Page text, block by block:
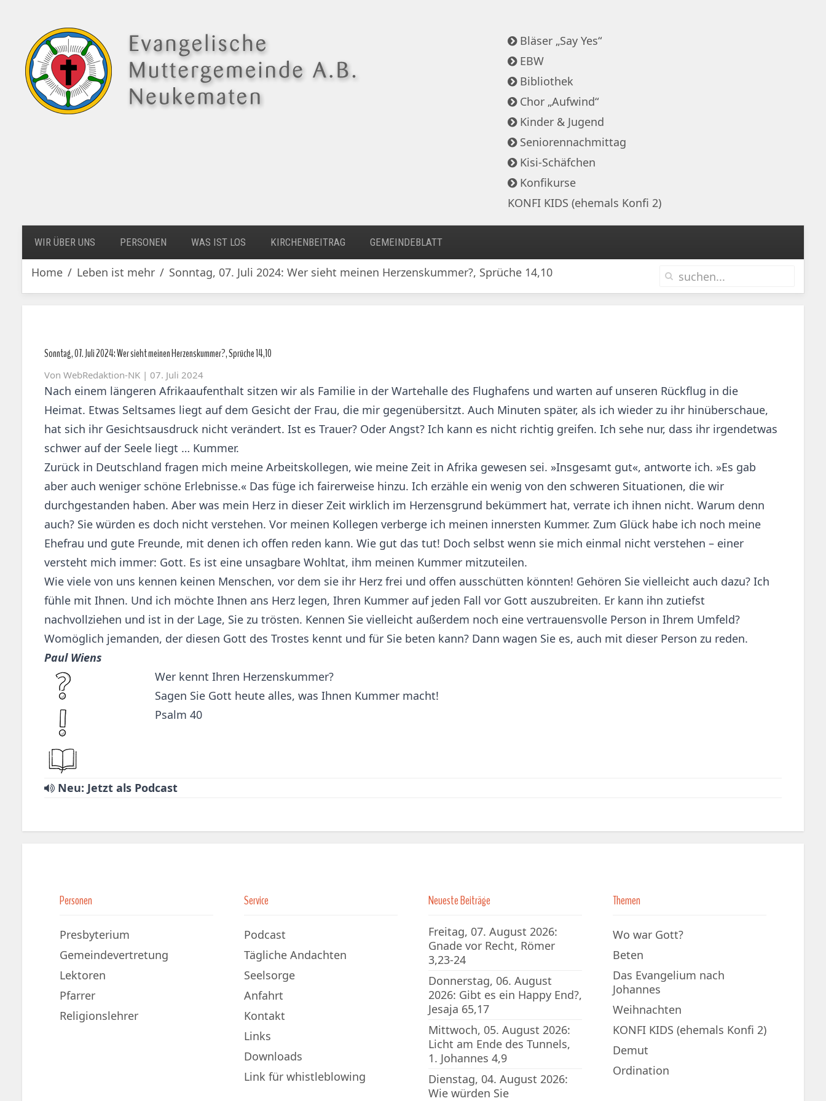
Bläser „Say Yes“
EBW
Bibliothek
Chor „Aufwind“
Kinder & Jugend
Seniorennachmittag
Kisi-Schäfchen
Konfikurse
KONFI KIDS (ehemals Konfi 2)
WIR ÜBER UNS PERSONEN WAS IST LOS KIRCHENBEITRAG GEMEINDEBLATT
Home Leben ist mehr Sonntag, 07. Juli 2024: Wer sieht meinen Herzenskummer?, Sprüche 14,10
Sonntag, 07. Juli 2024: Wer sieht meinen Herzenskummer?, Sprüche 14,10
Von WebRedaktion-NK | 07. Juli 2024
Nach einem längeren Afrikaaufenthalt sitzen wir als Familie in der Wartehalle des Flughafens und warten auf unseren Rückflug in die
Heimat. Etwas Seltsames liegt auf dem Gesicht der Frau, die mir gegenübersitzt. Auch Minuten später, als ich wieder zu ihr hinüberschaue,
hat sich ihr Gesichtsausdruck nicht verändert. Ist es Trauer? Oder Angst? Ich kann es nicht richtig greifen. Ich sehe nur, dass ihr irgendetwas
schwer auf der Seele liegt … Kummer.
Zurück in Deutschland fragen mich meine Arbeitskollegen, wie meine Zeit in Afrika gewesen sei. »Insgesamt gut«, antworte ich. »Es gab
aber auch weniger schöne Erlebnisse.« Das füge ich fairerweise hinzu. Ich erzähle ein wenig von den schweren Situationen, die wir
durchgestanden haben. Aber was mein Herz in dieser Zeit wirklich im Herzensgrund bekümmert hat, verrate ich ihnen nicht. Warum denn
auch? Sie würden es doch nicht verstehen. Vor meinen Kollegen verberge ich meinen innersten Kummer. Zum Glück habe ich noch meine
Ehefrau und gute Freunde, mit denen ich offen reden kann. Wie gut das tut! Doch selbst wenn sie mich einmal nicht verstehen – einer
versteht mich immer: Gott. Es ist eine unsagbare Wohltat, ihm meinen Kummer mitzuteilen.
Wie viele von uns kennen keinen Menschen, vor dem sie ihr Herz frei und offen ausschütten könnten! Gehören Sie vielleicht auch dazu? Ich
fühle mit Ihnen. Und ich möchte Ihnen ans Herz legen, Ihren Kummer auf jeden Fall vor Gott auszubreiten. Er kann ihn zutiefst
nachvollziehen und ist in der Lage, Sie zu trösten. Kennen Sie vielleicht außerdem noch eine vertrauensvolle Person in Ihrem Umfeld?
Womöglich jemanden, der diesen Gott des Trostes kennt und für Sie beten kann? Dann wagen Sie es, auch mit dieser Person zu reden.
Paul Wiens
Wer kennt Ihren Herzenskummer?
Sagen Sie Gott heute alles, was Ihnen Kummer macht!
Psalm 40
Neu: Jetzt als Podcast
Personen
Presbyterium
Gemeindevertretung
Lektoren
Pfarrer
Religionslehrer
Service
Podcast
Tägliche Andachten
Seelsorge
Anfahrt
Kontakt
Links
Downloads
Link für whistleblowing
Neueste Beiträge
Freitag, 07. August 2026:
Gnade vor Recht, Römer
3,23-24
Donnerstag, 06. August
2026: Gibt es ein Happy End?,
Jesaja 65,17
Mittwoch, 05. August 2026:
Licht am Ende des Tunnels,
1. Johannes 4,9
Dienstag, 04. August 2026:
Wie würden Sie
Themen
Wo war Gott?
Beten
Das Evangelium nach
Johannes
Weihnachten
KONFI KIDS (ehemals Konfi 2)
Demut
Ordination